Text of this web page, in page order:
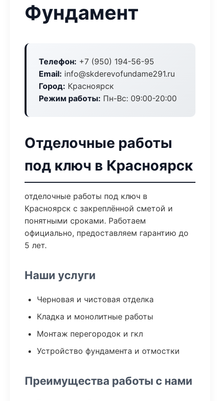
Фундамент
Телефон: +7 (950) 194-56-95
Email: info@skderevofundame291.ru
Город: Красноярск
Режим работы: Пн-Вс: 09:00-20:00
Отделочные работы
под ключ в Красноярск
отделочные работы под ключ в
Красноярск с закреплённой сметой и
понятными сроками. Работаем
официально, предоставляем гарантию до
5 лет.
Наши услуги
Черновая и чистовая отделка
Кладка и монолитные работы
Монтаж перегородок и гкл
Устройство фундамента и отмостки
Преимущества работы с нами